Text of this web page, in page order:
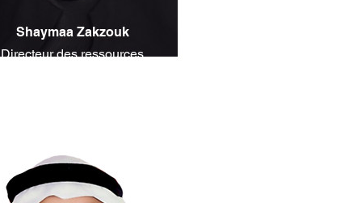
Shaymaa Zakzouk
Directeur des ressources